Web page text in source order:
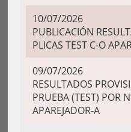
10/07/2026
PUBLICACIÓN
PLICAS TEST C-O
09/07/2026
RESULTADOS
PRUEBA (TEST) POR
APAREJADOR-A